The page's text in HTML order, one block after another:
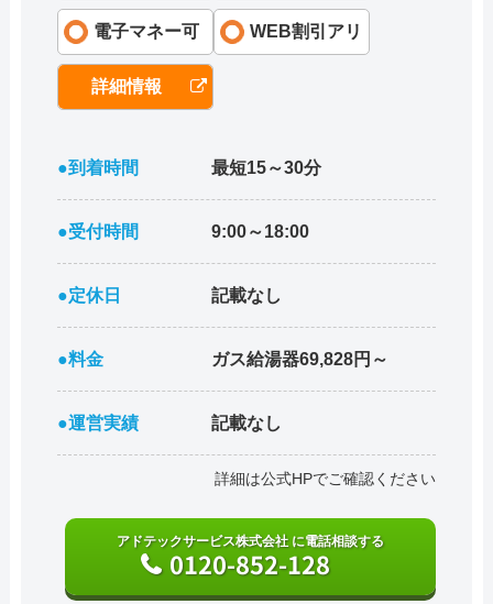
電子マネー可 WEB割引アリ
詳細情報
●到着時間 最短15～30分
●受付時間 9:00～18:00
●定休日 記載なし
●料金 ガス給湯器69,828円～
●運営実績 記載なし
詳細は公式HPでご確認ください
アドテックサービス株式会社 に電話相談する
0120-852-128